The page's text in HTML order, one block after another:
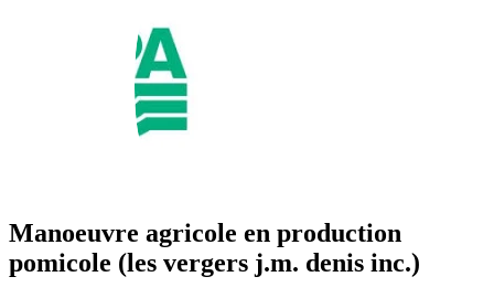
Manoeuvre agricole en production
pomicole (les vergers j.m. denis inc.)